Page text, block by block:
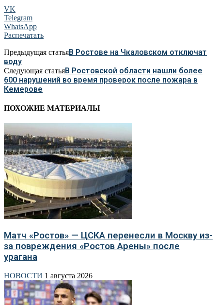
VK
Telegram
WhatsApp
Распечатать
Предыдущая статьяВ Ростове на Чкаловском отключат
воду
Следующая статьяВ Ростовской области нашли более
600 нарушений во время проверок после пожара в
Кемерове
ПОХОЖИЕ МАТЕРИАЛЫ
Матч «Ростов» — ЦСКА перенесли в Москву из-
за повреждения «Ростов Арены» после
урагана
НОВОСТИ 1 августа 2026